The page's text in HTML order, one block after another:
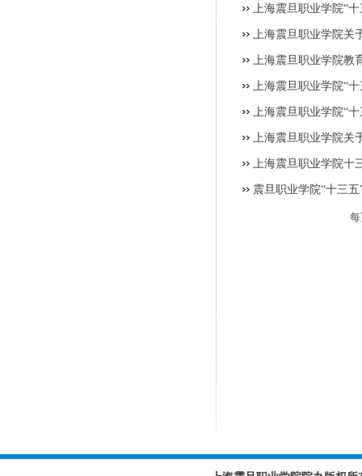
上海震旦职业学院“
上海震旦职业学院关
上海震旦职业学院教
上海震旦职业学院“十
上海震旦职业学院“
上海震旦职业学院关
上海震旦职业学院十
震旦职业学院“十三